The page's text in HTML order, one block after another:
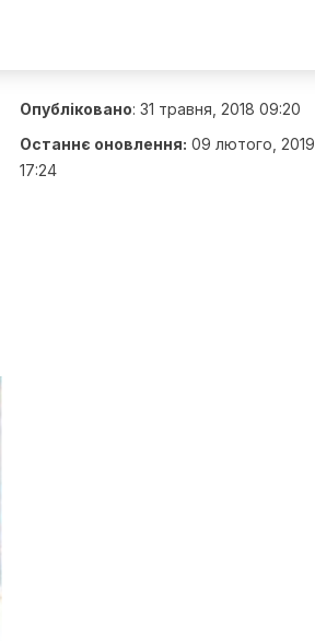
Опубліковано: 31 травня, 2018 09:20
Останнє оновлення: 09 лютого, 2019
17:24